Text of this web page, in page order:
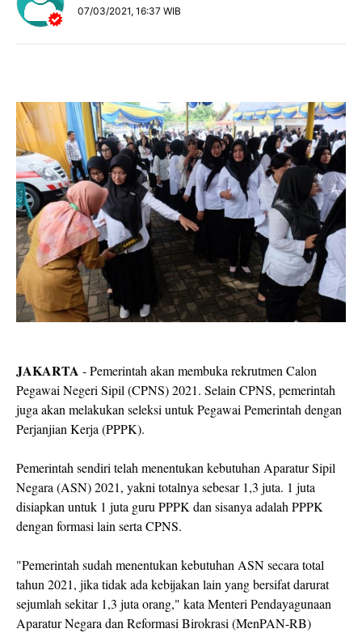
07/03/2021, 16:37 WIB
JAKARTA - Pemerintah akan membuka rekrutmen Calon
Pegawai Negeri Sipil (CPNS) 2021. Selain CPNS, pemerintah
juga akan melakukan seleksi untuk Pegawai Pemerintah dengan
Perjanjian Kerja (PPPK).
Pemerintah sendiri telah menentukan kebutuhan Aparatur Sipil
Negara (ASN) 2021, yakni totalnya sebesar 1,3 juta. 1 juta
disiapkan untuk 1 juta guru PPPK dan sisanya adalah PPPK
dengan formasi lain serta CPNS.
"Pemerintah sudah menentukan kebutuhan ASN secara total
tahun 2021, jika tidak ada kebijakan lain yang bersifat darurat
sejumlah sekitar 1,3 juta orang," kata Menteri Pendayagunaan
Aparatur Negara dan Reformasi Birokrasi (MenPAN-RB)